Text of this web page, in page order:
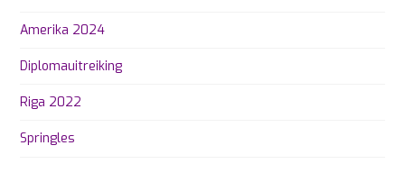
Amerika 2024
Diplomauitreiking
Riga 2022
Springles